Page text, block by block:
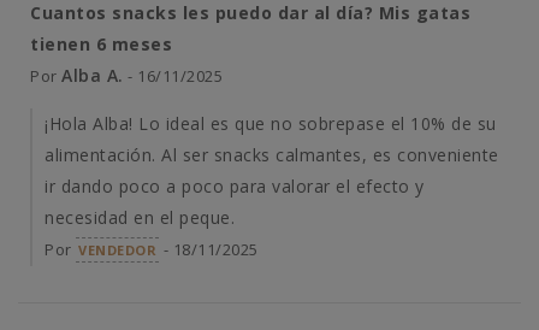
Cuantos snacks les puedo dar al día? Mis gatas
tienen 6 meses
Por Alba A. - 16/11/2025
¡Hola Alba! Lo ideal es que no sobrepase el 10% de su
alimentación. Al ser snacks calmantes, es conveniente
ir dando poco a poco para valorar el efecto y
necesidad en el peque.
Por VENDEDOR - 18/11/2025